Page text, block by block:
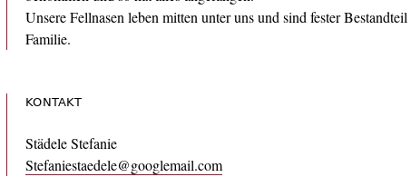
Unsere Fellnasen leben mitten unter uns und sind fester Bestandteil
Familie.
KONTAKT
Städele Stefanie
Stefaniestaedele@googlemail.com